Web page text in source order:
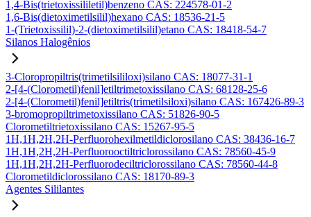
1,4-Bis(trietoxissililetil)benzeno CAS: 224578-01-2
1,6-Bis(dietoximetilsilil)hexano CAS: 18536-21-5
1-(Trietoxissilil)-2-(dietoximetilsilil)etano CAS: 18418-54-7
Silanos Halogênios
3-Cloropropiltris(trimetilsililoxi)silano CAS: 18077-31-1
2-[4-(Clorometil)fenil]etiltrimetoxissilano CAS: 68128-25-6
2-[4-(Clorometil)fenil]etiltris(trimetilsiloxi)silano CAS: 167426-89-3
3-bromopropiltrimetoxissilano CAS: 51826-90-5
Clorometiltrietoxissilano CAS: 15267-95-5
1H,1H,2H,2H-Perfluorohexilmetildiclorosilano CAS: 38436-16-7
1H,1H,2H,2H-Perfluorooctiltriclorossilano CAS: 78560-45-9
1H,1H,2H,2H-Perfluorodeciltriclorossilano CAS: 78560-44-8
Clorometildiclorossilano CAS: 18170-89-3
Agentes Sililantes